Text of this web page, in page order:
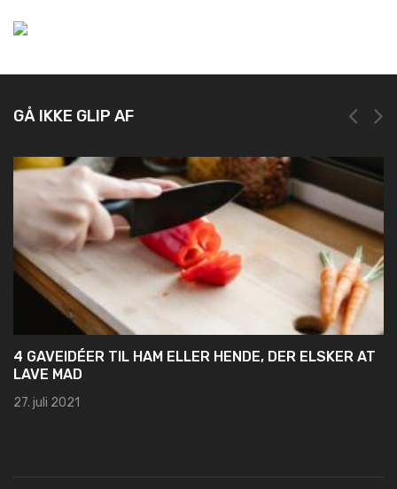
GÅ IKKE GLIP AF
4 GAVEIDÉER TIL HAM ELLER HENDE, DER ELSKER AT
LAVE MAD
27. juli 2021